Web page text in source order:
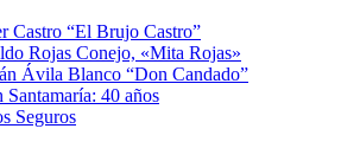
Castro “El Brujo Castro”
Rojas Conejo, «Mita Rojas»
Ávila Blanco “Don Candado”
Santamaría: 40 años
Seguros